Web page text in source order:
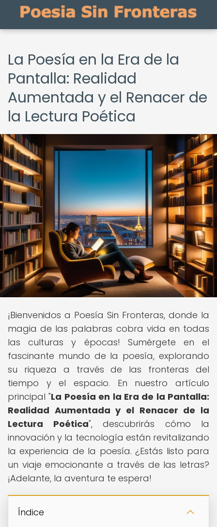
La Poesía en la Era de la
Pantalla: Realidad
Aumentada y el Renacer de
la Lectura Poética
¡Bienvenidos a Poesía Sin Fronteras, donde la
magia de las palabras cobra vida en todas
las culturas y épocas! Sumérgete en el
fascinante mundo de la poesía, explorando
su riqueza a través de las fronteras del
tiempo y el espacio. En nuestro artículo
principal "La Poesía en la Era de la Pantalla:
Realidad Aumentada y el Renacer de la
Lectura Poética", descubrirás cómo la
innovación y la tecnología están revitalizando
la experiencia de la poesía. ¿Estás listo para
un viaje emocionante a través de las letras?
¡Adelante, la aventura te espera!
Índice